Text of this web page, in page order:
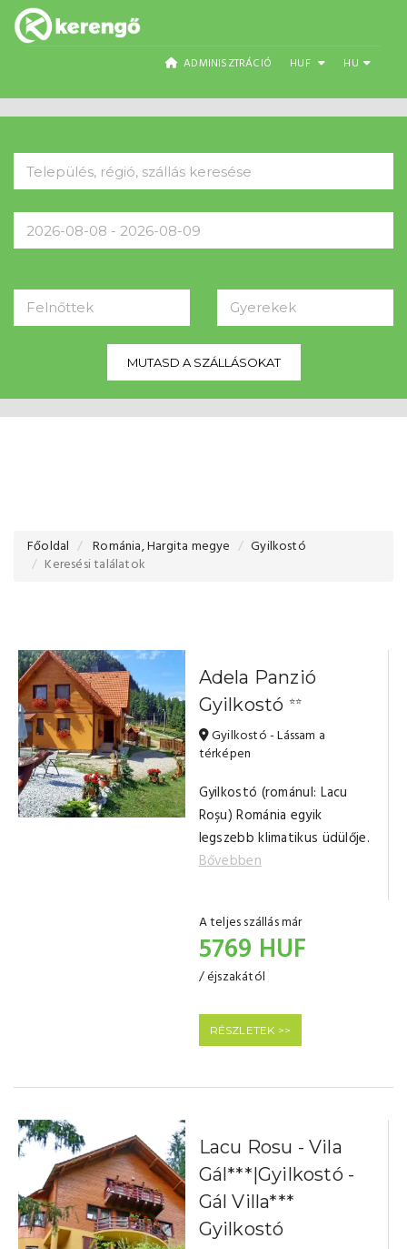
ADMINISZTRÁCIÓ HUF HU
Felnőttek Gyerekek
MUTASD A SZÁLLÁSOKAT
Főoldal Románia, Hargita megye
Gyilkostó
Keresési találatok
Adela Panzió
Gyilkostó
⭐⭐
Gyilkostó - Lássam a
térképen
Gyilkostó (románul: Lacu
Roşu) Románia egyik
legszebb klimatikus üdülője.
Bővebben
A teljes szállás már
5769 HUF
/ éjszakától
RÉSZLETEK >>
Lacu Rosu - Vila
Gál***|Gyilkostó -
Gál Villa***
Gyilkostó